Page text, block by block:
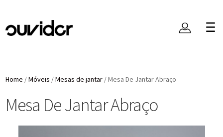
Home /Móveis /Mesas de jantar /Mesa De Jantar Abraço
Mesa De Jantar Abraço